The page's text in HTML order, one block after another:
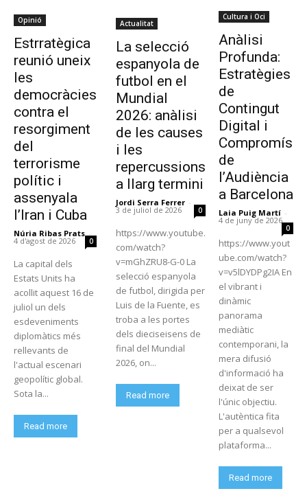
Opinió
Estrratègica
reunió uneix
les
democràcies
contra el
resorgiment
del
terrorisme
polític i
assenyala
l’Iran i Cuba
Núria Ribas Prats -
4 d'agost de 2026 0
La capital dels
Estats Units ha
acollit aquest 16 de
juliol un dels
esdeveniments
diplomàtics més
rellevants de
l'actual escenari
geopolític global.
Sota la...
Read more
Actualitat
La selecció
espanyola de
futbol en el
Mundial
2026: anàlisi
de les causes
i les
repercussions
a llarg termini
Jordi Serra Ferrer -
3 de juliol de 2026 0
https://www.youtube.
com/watch?
v=mGhZRU8-G-0 La
selecció espanyola
de futbol, dirigida per
Luis de la Fuente, es
troba a les portes
dels dieciseisens de
final del Mundial
2026, on...
Read more
Cultura i Oci
Anàlisi
Profunda:
Estratègies
de
Contingut
Digital i
Compromís
de
l’Audiència
a Barcelona
Laia Puig Martí -
4 de juny de 2026
0
https://www.yout
ube.com/watch?
v=v5lDYDPg2IA En
el vibrant i
dinàmic
panorama
mediàtic
contemporani, la
mera difusió
d'informació ha
deixat de ser
l'únic objectiu.
L'autèntica fita
per a qualsevol
plataforma...
Read more